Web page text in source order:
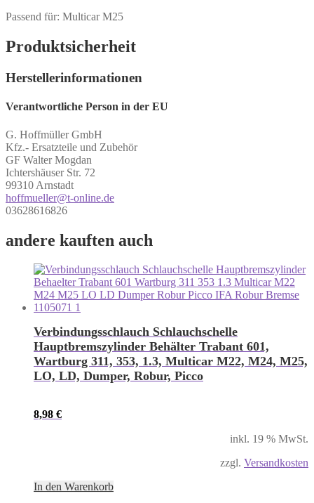
Passend für: Multicar M25
Produktsicherheit
Herstellerinformationen
Verantwortliche Person in der EU
G. Hoffmüller GmbH
Kfz.- Ersatzteile und Zubehör
GF Walter Mogdan
Ichtershäuser Str. 72
99310 Arnstadt
hoffmueller@t-online.de
03628616826
andere kauften auch
Verbindungsschlauch Schlauchschelle
Hauptbremszylinder Behälter Trabant 601,
Wartburg 311, 353, 1.3, Multicar M22, M24, M25,
LO, LD, Dumper, Robur, Picco
8,98 €
inkl. 19 % MwSt.
zzgl. Versandkosten
In den Warenkorb